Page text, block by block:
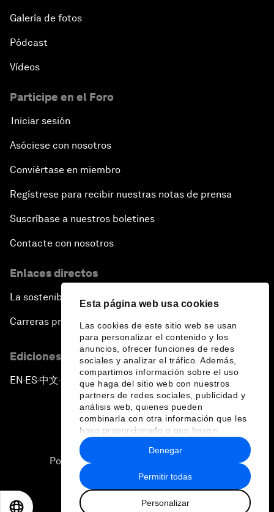
Esta página web usa cookies
Las cookies de este sitio web se usan
para personalizar el contenido y los
anuncios, ofrecer funciones de redes
sociales y analizar el tráfico. Además,
compartimos información sobre el uso
que haga del sitio web con nuestros
partners de redes sociales, publicidad y
análisis web, quienes pueden
combinarla con otra información que les
haya proporcionado o que hayan
recopilado a partir del uso que haya
hecho de sus servicios.
Permitir todas
Personalizar
Denegar
Galería de fotos
Pódcast
Vídeos
Participe en el Foro
Iniciar sesión
Asóciese con nosotros
Conviértase en miembro
Regístrese para recibir nuestras notas de prensa
Suscríbase a nuestros boletines
Contacte con nosotros
Enlaces directos
La sostenibilidad en el Foro
Carreras profesionales
Ediciones en otros idiomas
EN ▪ES▪中文▪ 日本語
Política de privacidad y normas de uso
Sitemap
2026 Foro Económico Mundial